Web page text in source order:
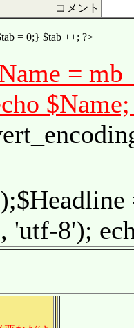
コメント
= 0;} $tab ++; ?>
=
'utf-8');